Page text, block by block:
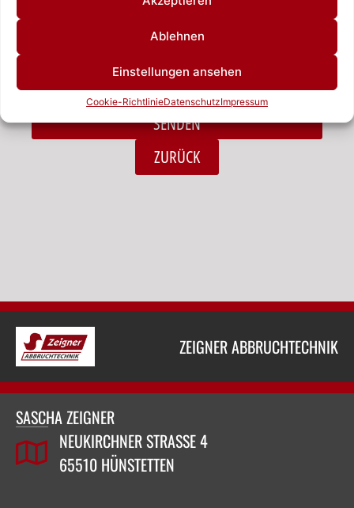
Ablehnen
Einstellungen ansehen
Cookie-RichtlinieDatenschutzImpressum
Ich habe die Datenschutzerklärung zur Kenntnis
genommen.*
SENDEN
ZURÜCK
ZEIGNER ABBRUCHTECHNIK
SASCHA ZEIGNER
NEUKIRCHNER STRASSE 4
65510 HÜNSTETTEN